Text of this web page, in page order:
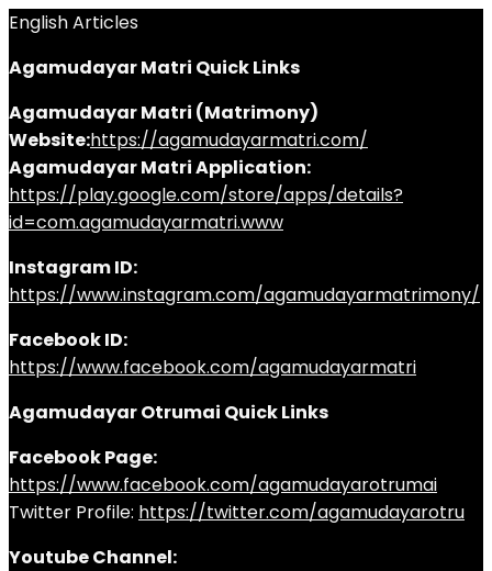
English Articles
Agamudayar Matri Quick Links
Agamudayar Matri (Matrimony)
Website:https://agamudayarmatri.com/
Agamudayar Matri Application:
https://play.google.com/store/apps/details?
id=com.agamudayarmatri.www
Instagram ID:
https://www.instagram.com/agamudayarmatrimony/
Facebook ID:
https://www.facebook.com/agamudayarmatri
Agamudayar Otrumai Quick Links
Facebook Page:
https://www.facebook.com/agamudayarotrumai
Twitter Profile: https://twitter.com/agamudayarotru
Youtube Channel: